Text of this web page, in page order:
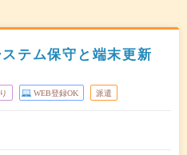
テム保守と端末更新
WEB登録OK 派遣